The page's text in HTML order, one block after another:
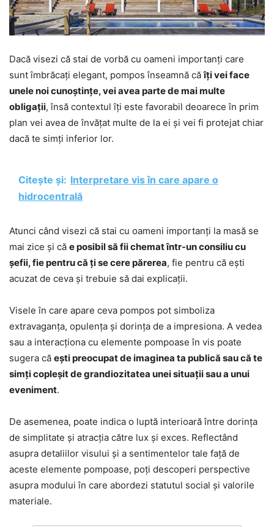
Dacă visezi că stai de vorbă cu oameni importanți care
sunt îmbrăcați elegant, pompos înseamnă căîți vei face
unele noi cunoștințe, vei avea parte de mai multe
obligații, însă contextul îți este favorabil deoarece în prim
plan vei avea de învățat multe de la ei și vei fi protejat chiar
dacă te simți inferior lor.
Citește și: Interpretare vis în care apare o
hidrocentrală
Atunci când visezi că stai cu oameni importanți la masă se
mai zice și că e posibil să fii chemat într-un consiliu cu
șefii, fie pentru că ți se cere părerea, fie pentru că ești
acuzat de ceva și trebuie să dai explicații.
Visele în care apare ceva pompos pot simboliza
extravaganța, opulența și dorința de a impresiona. A vedea
sau a interacționa cu elemente pompoase în vis poate
sugera că ești preocupat de imaginea ta publică sau că te
simți copleșit de grandiozitatea unei situații sau a unui
eveniment.
De asemenea, poate indica o luptă interioară între dorința
de simplitate și atracția către lux și exces. Reflectând
asupra detaliilor visului și a sentimentelor tale față de
aceste elemente pompoase, poți descoperi perspective
asupra modului în care abordezi statutul social și valorile
materiale.